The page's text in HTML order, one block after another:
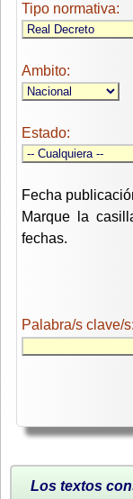
Tipo normativa:
Ambito:
Estado:
Fecha
Marque la
fechas.
Palabra/s clave/s:
Los textos